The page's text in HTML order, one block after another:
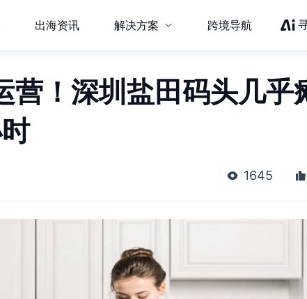
出海资讯 解决方案 跨境导航
！深圳盐田码头几乎
1645